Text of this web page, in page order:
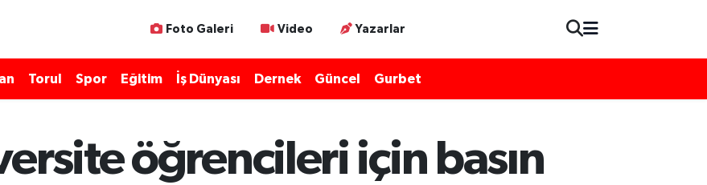
Foto Galeri Video Yazarlar
Torul Spor Eğitim İş Dünyası Dernek Güncel Gurbet
öğrencileri için basın